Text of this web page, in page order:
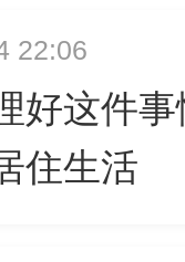
22:06
好这件
住生活